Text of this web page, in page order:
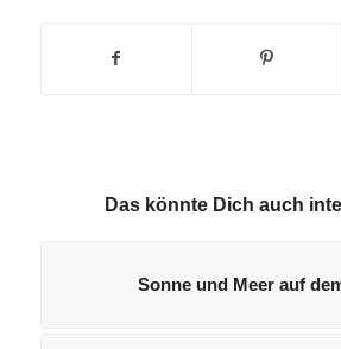
Das könnte Dich auch
Sonne und Meer auf